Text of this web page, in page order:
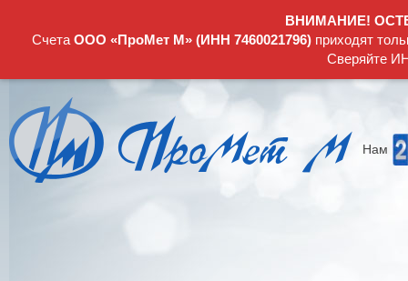
ВНИМАНИЕ!
Счета ООО «ПроМет М» (ИНН 7460021796)приходят
Сверяйте
Нам